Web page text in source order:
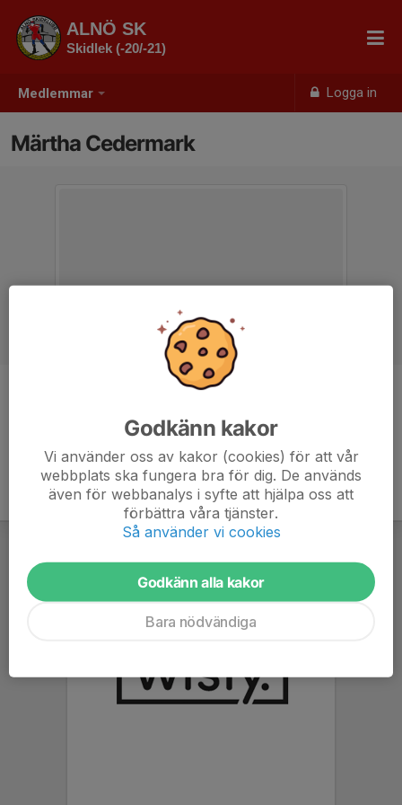
Medlemmar Logga in
ALNÖ SK
Skidlek (-20/-21)
Märtha Cedermark
Godkänn kakor
Vi använder oss av kakor (cookies) för att vår
webbplats ska fungera bra för dig. De används
även för webbanalys i syfte att hjälpa oss att
förbättra våra tjänster.
Så använder vi cookies
Godkänn alla kakor
Bara nödvändiga